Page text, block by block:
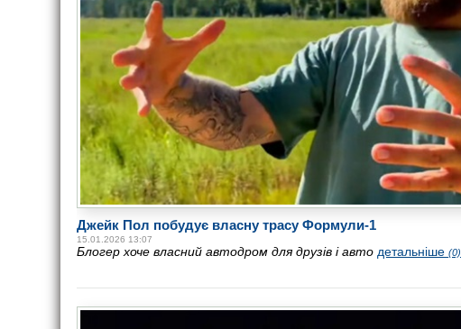
Джейк Пол побудує власну трасу Формули-1
15.01.2026 13:07
Блогер хоче власний автодром для друзів і авто детальніше(0)